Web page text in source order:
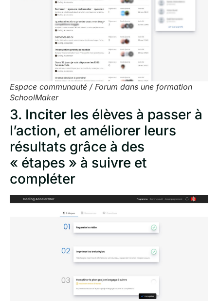
Espace communauté / Forum dans une formation
SchoolMaker
3. Inciter les élèves à passer à
l’action, et améliorer leurs
résultats grâce à des
« étapes » à suivre et
compléter